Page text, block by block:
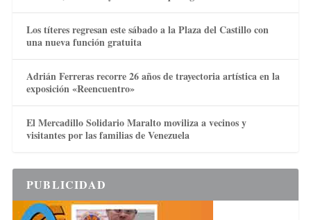
Los títeres regresan este sábado a la Plaza del Castillo con
una nueva función gratuita
Adrián Ferreras recorre 26 años de trayectoria artística en la
exposición «Reencuentro»
El Mercadillo Solidario Maralto moviliza a vecinos y
visitantes por las familias de Venezuela
PUBLICIDAD